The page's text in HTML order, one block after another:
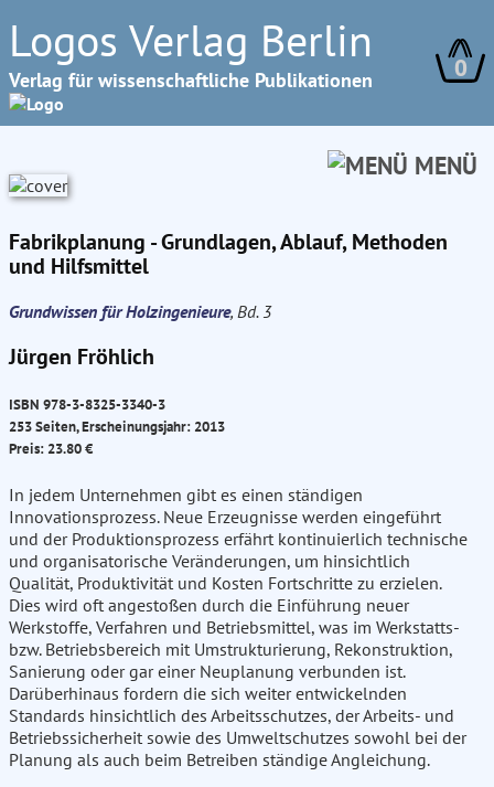
Logos Verlag Berlin
Verlag für wissenschaftliche Publikationen 0
MENÜ
Fabrikplanung - Grundlagen, Ablauf, Methoden
und Hilfsmittel
Grundwissen für Holzingenieure, Bd. 3
Jürgen Fröhlich
ISBN 978-3-8325-3340-3
253 Seiten, Erscheinungsjahr: 2013
Preis: 23.80 €
In jedem Unternehmen gibt es einen ständigen
Innovationsprozess. Neue Erzeugnisse werden eingeführt
und der Produktionsprozess erfährt kontinuierlich technische
und organisatorische Veränderungen, um hinsichtlich
Qualität, Produktivität und Kosten Fortschritte zu erzielen.
Dies wird oft angestoßen durch die Einführung neuer
Werkstoffe, Verfahren und Betriebsmittel, was im Werkstatts-
bzw. Betriebsbereich mit Umstrukturierung, Rekonstruktion,
Sanierung oder gar einer Neuplanung verbunden ist.
Darüberhinaus fordern die sich weiter entwickelnden
Standards hinsichtlich des Arbeitsschutzes, der Arbeits- und
Betriebssicherheit sowie des Umweltschutzes sowohl bei der
Planung als auch beim Betreiben ständige Angleichung.